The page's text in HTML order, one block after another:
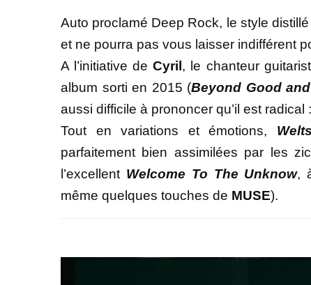
Auto proclamé Deep Rock, le style
et ne pourra pas vous laisser indifférent
A l’initiative deCyril , le chanteur
album sorti en 2015 (Beyond Good
aussi difficile à prononcer qu’il est
Tout en variations et émotions,
parfaitement bien assimilées par les
l’excellent Welcome To The Unknow,
même quelques touches de MUSE).